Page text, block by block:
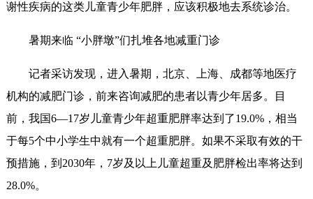
谢性疾病的这类儿童青少年肥胖，应该积极地去系统诊治。
暑期来临 “小胖墩”们扎堆各地减重门诊
记者采访发现，进入暑期，北京、上海、成都等地医疗
机构的减肥门诊，前来咨询减肥的患者以青少年居多。目
前，我国6—17岁儿童青少年超重肥胖率达到了19.0%，相当
于每5个中小学生中就有一个超重肥胖。如果不采取有效的干
预措施，到2030年，7岁及以上儿童超重及肥胖检出率将达到
28.0%。